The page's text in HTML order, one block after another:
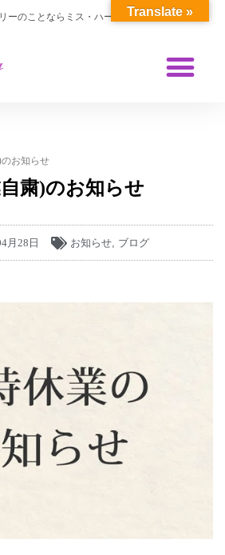
ーのことならミス・ハーティー
お知らせ
粛)のお知らせ
月28日 お知らせ, ブログ
Translate »